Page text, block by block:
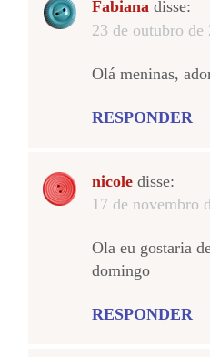
Fabiana disse:
23 de outubro de
Olá meninas,
RESPONDER
nicole disse:
17 de novembro
Ola eu gostaria
domingo
RESPONDER